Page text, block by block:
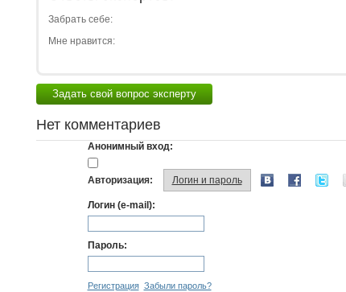
Забрать себе:
Мне нравится:
Задать свой вопрос эксперту
Нет комментариев
Анонимный вход:
Авторизация: Логин и пароль
Логин (e-mail):
Пароль:
Регистрация Забыли пароль?